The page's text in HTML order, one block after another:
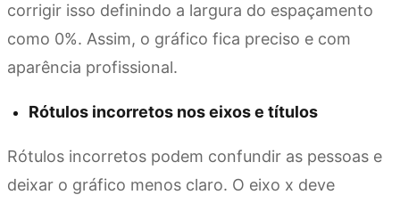
corrigir isso definindo a largura do espaçamento
como 0%. Assim, o gráfico fica preciso e com
aparência profissional.
Rótulos incorretos nos eixos e títulos
Rótulos incorretos podem confundir as pessoas e
deixar o gráfico menos claro. O eixo x deve